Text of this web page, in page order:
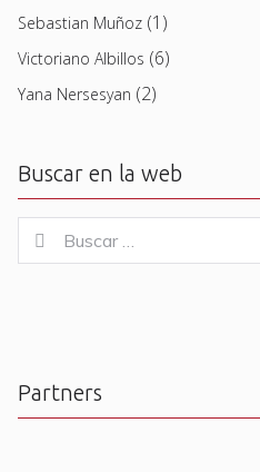
Sebastian Muñoz (1)
Victoriano Albillos (6)
Yana Nersesyan (2)
Buscar en la web
for:
Buscar
Partners